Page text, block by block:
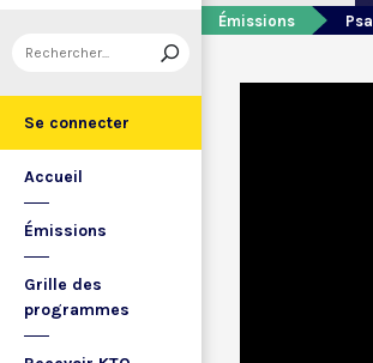
Se connecter
Accueil
Émissions
Grille des
programmes
Émissions